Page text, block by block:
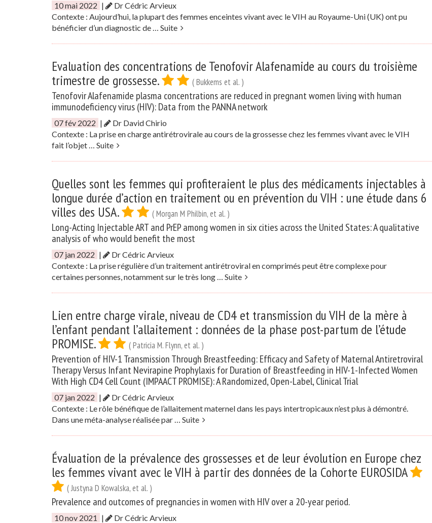
10 mai 2022 |
Dr Cédric Arvieux
Contexte : Aujourd’hui, la plupart des femmes enceintes vivant avec le VIH au Royaume-Uni (UK) ont pu
bénéficier d’un diagnostic de … Suite
Evaluation des concentrations de Tenofovir Alafenamide au cours du troisième
trimestre de grossesse.
( Bukkems et al. )
Tenofovir Alafenamide plasma concentrations are reduced in pregnant women living with human
immunodeficiency virus (HIV): Data from the PANNA network
07 fév 2022 |
Dr David Chirio
Contexte : La prise en charge antirétrovirale au cours de la grossesse chez les femmes vivant avec le VIH
fait l’objet … Suite
Quelles sont les femmes qui profiteraient le plus des médicaments injectables à
longue durée d’action en traitement ou en prévention du VIH : une étude dans 6
villes des USA.
( Morgan M Philbin, et al. )
Long-Acting Injectable ART and PrEP among women in six cities across the United States: A qualitative
analysis of who would benefit the most
07 jan 2022 |
Dr Cédric Arvieux
Contexte : La prise régulière d’un traitement antirétroviral en comprimés peut être complexe pour
certaines personnes, notamment sur le très long … Suite
Lien entre charge virale, niveau de CD4 et transmission du VIH de la mère à
l’enfant pendant l’allaitement : données de la phase post-partum de l’étude
PROMISE.
( Patricia M. Flynn, et al. )
Prevention of HIV-1 Transmission Through Breastfeeding: Efficacy and Safety of Maternal Antiretroviral
Therapy Versus Infant Nevirapine Prophylaxis for Duration of Breastfeeding in HIV-1-Infected Women
With High CD4 Cell Count (IMPAACT PROMISE): A Randomized, Open-Label, Clinical Trial
07 jan 2022 |
Dr Cédric Arvieux
Contexte : Le rôle bénéfique de l’allaitement maternel dans les pays intertropicaux n’est plus à démontré.
Dans une méta-analyse réalisée par … Suite
Évaluation de la prévalence des grossesses et de leur évolution en Europe chez
les femmes vivant avec le VIH à partir des données de la Cohorte EUROSIDA
( Justyna D Kowalska, et al. )
Prevalence and outcomes of pregnancies in women with HIV over a 20-year period.
10 nov 2021 |
Dr Cédric Arvieux